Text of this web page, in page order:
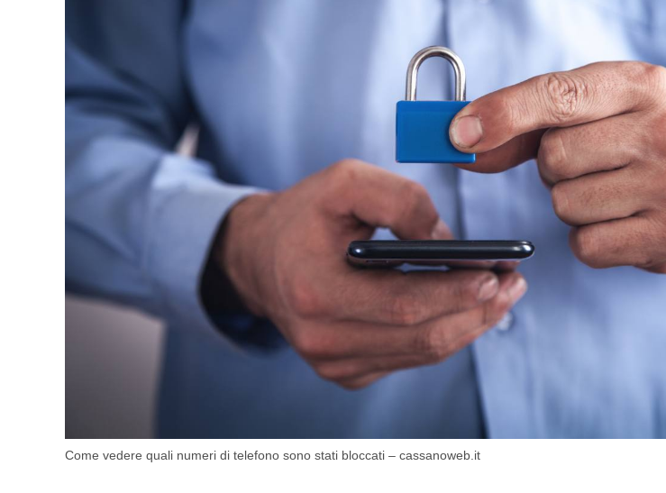
Come vedere quali numeri di telefono sono stati bloccati – cassanoweb.it